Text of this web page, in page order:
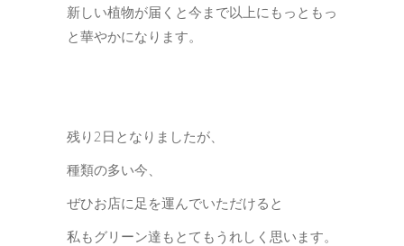
新しい植物が届くと今まで以上にもっともっ
と華やかになります。
残り2日となりましたが、
種類の多い今、
ぜひお店に足を運んでいただけると
私もグリーン達もとてもうれしく思います。